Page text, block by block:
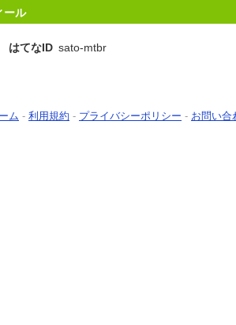
ール
はてなID sato-mtbr
ム - 利用規約 - プライバシーポリシー - お問い合